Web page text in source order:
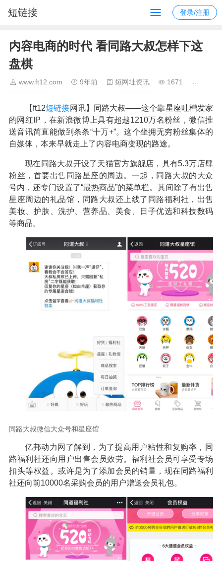
短链接 登录/注册
内容电商的时代 看同路大叔怎样下这
盘棋
www.ft12.com 9年前 短网址资讯 1671
【ft12短链接网讯】同路大叔——这个靠星座吐槽发家
的网红IP，在新浪微博上具有超越1210万名粉丝，微信推
送音讯简直能做到条条“十万+”。这个坐拥无穷粉丝集体的
自媒体，本来早就走上了内容电商变现的路途。
现在同路大叔开设了天猫官方旗舰店，具有5.3万店肆
粉丝，首要出售同路星座的周边。一起，同路大叔的大众
号内，还专门设置了“最热商品”的菜单栏。其间除了有出售
星座周边的礼品馆，同路大叔还上线了同路福利社，出售
美妆、护肤、洗护、营养品、美食、日子优选和科技数码
等商品。
同路大叔微信大众号和星座馆
亿邦动力网了解到，为了提高用户粘性和复购率，同
路福利社还向用户出售会员效劳。福利社会员可享受专场
扣头等权益。或许是为了添加会员的销量，现在同路福利
社还向前10000名采购会员的用户赠送会员礼包。